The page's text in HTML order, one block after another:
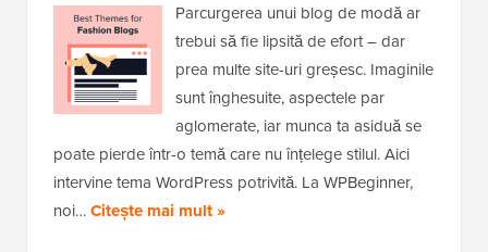
Parcurgerea unui blog de modă ar
trebui să fie lipsită de efort – dar
prea multe site-uri greșesc. Imaginile
sunt înghesuite, aspectele par
aglomerate, iar munca ta asiduă se
poate pierde într-o temă care nu înțelege stilul. Aici
intervine tema WordPress potrivită. La WPBeginner,
noi…Citește mai mult »